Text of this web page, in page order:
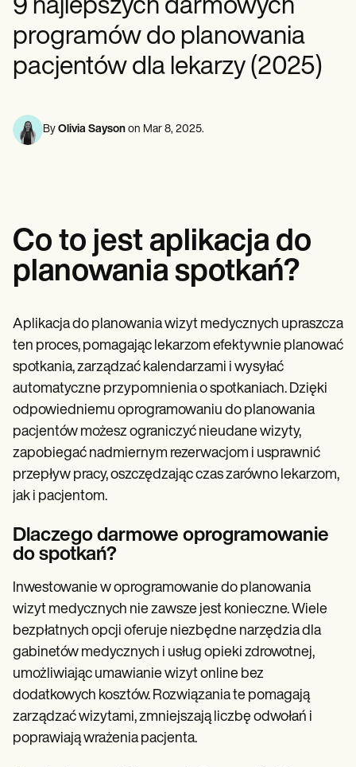
Specjaliści ds. Zdrowia Psychicznego
Pracownicy socjalni
Dietetycy i dietetycy
Fizjoterapeuci
Psychologowie
Terapeuci zajęciowi
Resources
Kody ICD
Procedure Codes
Szablon Superbill
Szablon notatki SOAP
Social Work Treatment Plans
DAR Note Template
Patient Visit Summary Template
Help Center
Demos
Training Hub
Switch to Carepatron
Become a Partner
Pricing
Why Carepatron?
Login
Insurance claims
Speech therapists
Life coaches
Massage therapists
Personal trainers
9 najlepszych darmowych
programów do planowania
pacjentów dla lekarzy (2025)
By Olivia Sayson on Mar 8, 2025.
Co to jest aplikacja do
planowania spotkań?
Aplikacja do planowania wizyt medycznych upraszcza
ten proces, pomagając lekarzom efektywnie planować
spotkania, zarządzać kalendarzami i wysyłać
automatyczne przypomnienia o spotkaniach. Dzięki
odpowiedniemu oprogramowaniu do planowania
pacjentów możesz ograniczyć nieudane wizyty,
zapobiegać nadmiernym rezerwacjom i usprawnić
przepływ pracy, oszczędzając czas zarówno lekarzom,
jak i pacjentom.
Dlaczego darmowe oprogramowanie
do spotkań?
Inwestowanie w oprogramowanie do planowania
wizyt medycznych nie zawsze jest konieczne. Wiele
bezpłatnych opcji oferuje niezbędne narzędzia dla
gabinetów medycznych i usług opieki zdrowotnej,
umożliwiając umawianie wizyt online bez
dodatkowych kosztów. Rozwiązania te pomagają
zarządzać wizytami, zmniejszają liczbę odwołań i
poprawiają wrażenia pacjenta.